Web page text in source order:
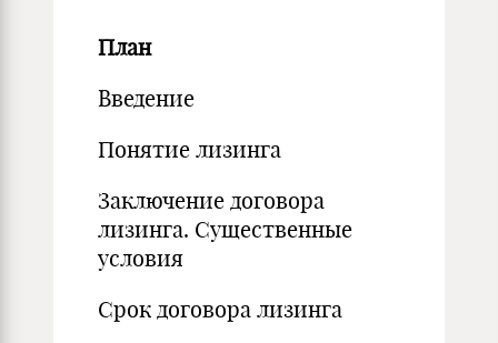
План
Введение
Понятие лизинга
Заключение договора
лизинга. Существенные
условия
Срок договора лизинга